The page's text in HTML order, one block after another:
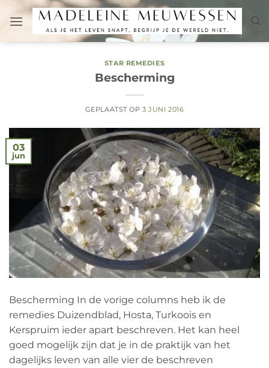
naar
inhoud
STAR REMEDIES
Bescherming
GEPLAATST OP3 JUNI 2016
03
jun
Bescherming In de vorige columns heb ik de
remedies Duizendblad, Hosta, Turkoois en
Kerspruim ieder apart beschreven. Het kan heel
goed mogelijk zijn dat je in de praktijk van het
dagelijks leven van alle vier de beschreven